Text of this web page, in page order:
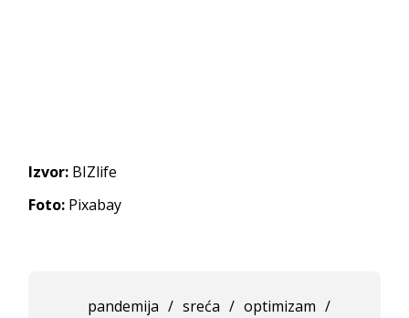
Izvor: BIZlife
Foto: Pixabay
pandemija / sreća / optimizam /